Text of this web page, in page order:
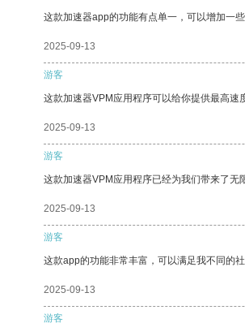
这款加速器app的功能有点单一，可以增加一
2025-09-13
游客
这款加速器VPM应用程序可以给你提供最高速
2025-09-13
游客
这款加速器VPM应用程序已经为我们带来了无
2025-09-13
游客
这款app的功能非常丰富，可以满足我不同的社
2025-09-13
游客